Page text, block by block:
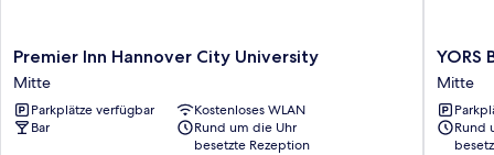
Premier
Inn
Hannover
City
University
Premier Inn Hannover City University
Mitte
Parkplätze verfügbar
Kostenloses WLAN
Bar
Rund um die Uhr
besetzte Rezeption
YORS
Hotel
Mitte
YORS
Mitte
Rund